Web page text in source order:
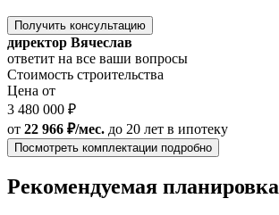
Получить консультацию
директор Вячеслав
ответит на все ваши вопросы
Стоимость строительства
Цена от
3 480 000 ₽
от 22 966 ₽/мес. до 20 лет в ипотеку
Посмотреть комплектации подробно
Рекомендуемая планировка